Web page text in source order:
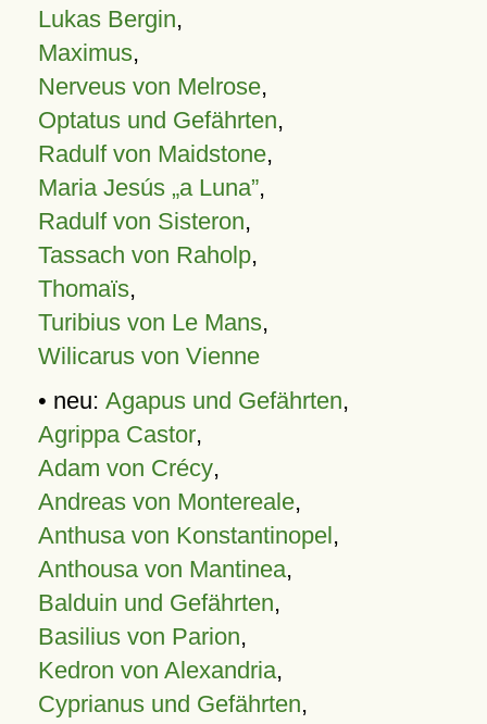
Lukas Bergin,
Maximus,
Nerveus von Melrose,
Optatus und Gefährten,
Radulf von Maidstone,
Maria Jesús „a Luna”,
Radulf von Sisteron,
Tassach von Raholp,
Thomaïs,
Turibius von Le Mans,
Wilicarus von Vienne
• neu: Agapus und Gefährten,
Agrippa Castor,
Adam von Crécy,
Andreas von Montereale,
Anthusa von Konstantinopel,
Anthousa von Mantinea,
Balduin und Gefährten,
Basilius von Parion,
Kedron von Alexandria,
Cyprianus und Gefährten,